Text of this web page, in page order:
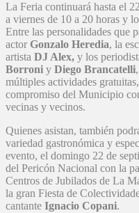
La Feria continuará hasta el
a viernes de 10 a 20 horas y
Entre las personalidades que
actor Gonzalo Heredia, la
artista DJ Alex, y los
Borroni y Diego Brancatelli
múltiples actividades
compromiso del Municipio
vecinas y vecinos.
Quienes asistan, también
variedad gastronómica y
evento, el domingo 22 de
del Pericón Nacional con la
Centros de Jubilados de La
la gran Fiesta de
cantante Ignacio Copani.